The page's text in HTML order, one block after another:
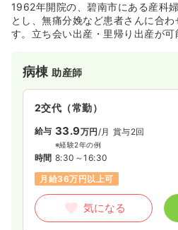
1962年開院の、碧南市にある産科
とし、無痛分娩など患者さんに合
す。立ち会い出産・里帰り出産が
病棟助産師
2交代（常勤）
給与 33.9万円/月 賞与2回
※経験2年の例
時間 8:30～16:30
月給36万円以上可
気になる